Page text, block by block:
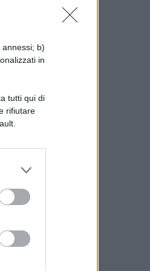
b)
in
tutti qui di
rifiutare